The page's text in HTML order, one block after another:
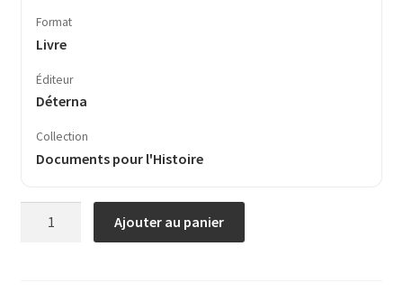
Format
Livre
Éditeur
Déterna
Collection
Documents pour l'Histoire
Ajouter au panier